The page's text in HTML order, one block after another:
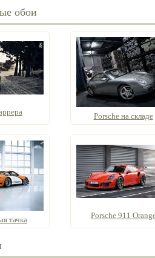
обои
Porsche на складе
тачка Porsche 911